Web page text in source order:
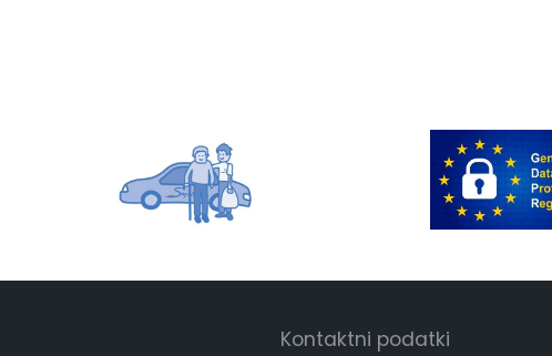
Kontaktni podatki